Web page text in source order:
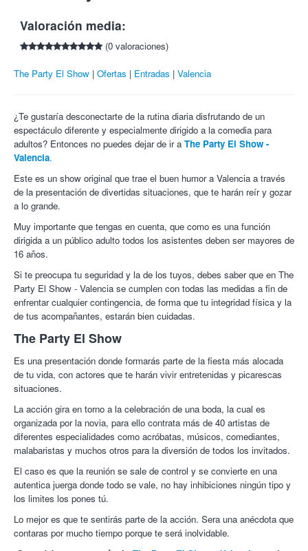
Un cocktail lleno de comedia, música, acrobacias y diversión
que se convertirá en la noche de bodas más salvaje de la
historia.
maestra de ceremonias!
A lo largo de la función se irán sucediendo espectaculares
números acrobáticos: mano a mano, cintas aéreas, barra rusa,
patines acrobáticos, equilibrios y contorsión. Tampoco faltarán
voces en directo, coreografías y mucha música.
Artistas de circo, bailarines, actores y cantantes darán vida a un
espectáculo desenfrenado, de 2 horas de duración, que también
contará con una pre-party.
Las puertas abrirán una hora antes del comienzo de la función
para ofrecer un preshow a los asistentes. Los artistas
interactuarán con los espectadores, un DJ amenizará el
momento y se podrá disfrutar de las propuestas gastronómicas
en los diferentes street food Markets.
¡Con Colectivia descubre los mejores planes!
2.50€ por gastos de gestión).
No se admiten cambios, cancelaciones, ni devoluciones,
salvo cancelación o modificación del espectáculo.
30 minutos de antelación.
Ante cualquier incidencia o duda respecto a tu/s entrada/s,
escribe un e-mail a entrada@4tickets.
Valoración media:
(0 valoraciones)
The Party El Show Ofertas Entradas Valencia
¿Te gustaría desconectarte de la rutina diaria disfrutando de un
espectáculo diferente y especialmente dirigido a la comedia para
adultos? Entonces no puedes dejar de ir a The Party El Show -
Valencia.
Este es un show original que trae el buen humor a Valencia a través
de la presentación de divertidas situaciones, que te harán reír y gozar
a lo grande.
Muy importante que tengas en cuenta, que como es una función
dirigida a un público adulto todos los asistentes deben ser mayores de
16 años.
Si te preocupa tu seguridad y la de los tuyos, debes saber que en The
Party El Show - Valencia se cumplen con todas las medidas a fin de
enfrentar cualquier contingencia, de forma que tu integridad física y la
de tus acompañantes, estarán bien cuidadas.
The Party El Show
Es una presentación donde formarás parte de la fiesta más alocada
de tu vida, con actores que te harán vivir entretenidas y picarescas
situaciones.
La acción gira en torno a la celebración de una boda, la cual es
organizada por la novia, para ello contrata más de 40 artistas de
diferentes especialidades como acróbatas, músicos, comediantes,
malabaristas y muchos otros para la diversión de todos los invitados.
El caso es que la reunión se sale de control y se convierte en una
autentica juerga donde todo se vale, no hay inhibiciones ningún tipo y
los limites los pones tú.
Lo mejor es que te sentirás parte de la acción. Sera una anécdota que
contaras por mucho tiempo porque te será inolvidable.